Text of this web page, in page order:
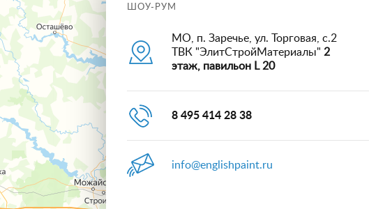
ШОУ-РУМ
МО, п. Заречье, ул. Торговая, с.2
ТВК "ЭлитСтройМатериалы" 2
этаж, павильон L 20
8 495 414 28 38
info@englishpaint.ru